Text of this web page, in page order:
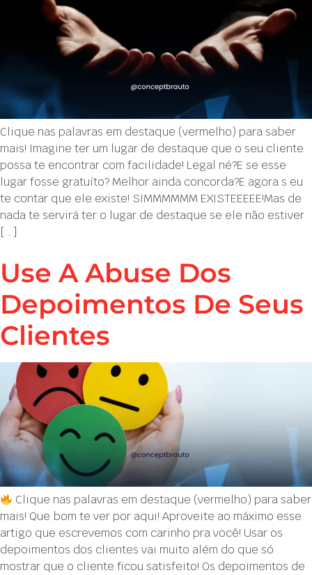
Clique nas palavras em destaque (vermelho) para saber
mais! Imagine ter um lugar de destaque que o seu cliente
possa te encontrar com facilidade! Legal né?E se esse
lugar fosse gratuíto? Melhor ainda concorda?E agora s eu
te contar que ele existe! SIMMMMMM EXISTEEEEE!Mas de
nada te servirá ter o lugar de destaque se ele não estiver
[…]
Use A Abuse Dos
Depoimentos De Seus
Clientes
Clique nas palavras em destaque (vermelho) para saber
mais! Que bom te ver por aqui! Aproveite ao máximo esse
artigo que escrevemos com carinho pra você! Usar os
depoimentos dos clientes vai muito além do que só
mostrar que o cliente ficou satisfeito! Os depoimentos de